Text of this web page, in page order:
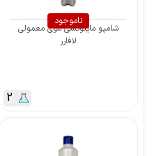
ناموجود
شامپو ماینوکسی موی معمولی
لافارر
2